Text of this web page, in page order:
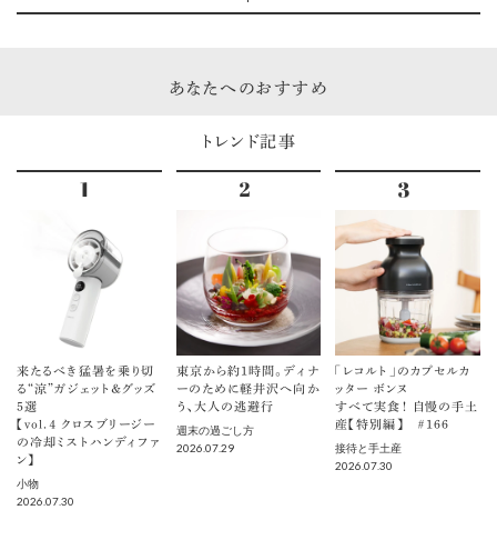
あなたへのおすすめ
トレンド記事
来たるべき猛暑を乗り切
る“涼”ガジェット＆グッズ
5選
【vol.４ クロスブリージー
の冷却ミストハンディファ
ン】
小物
2026.07.30
東京から約1時間。ディナ
ーのために軽井沢へ向か
う、大人の逃避行
週末の過ごし方
2026.07.29
「レコルト」のカプセルカ
ッター ボンヌ
すべて実食！ 自慢の手土
産【特別編】 ＃166
接待と手土産
2026.07.30